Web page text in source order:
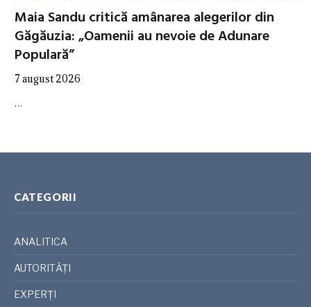
Maia Sandu critică amânarea alegerilor din
Găgăuzia: „Oamenii au nevoie de Adunare
Populară”
7 august 2026
…
CATEGORII
ANALITICA
AUTORITĂȚI
EXPERȚI